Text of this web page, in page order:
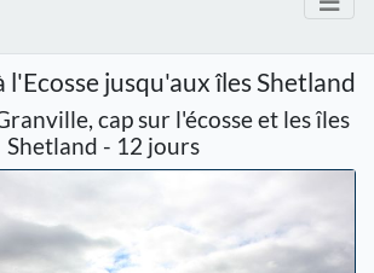
l'Ecosse jusqu'aux îles Shetland
cap sur l'écosse et les îles
Shetland - 12 jours